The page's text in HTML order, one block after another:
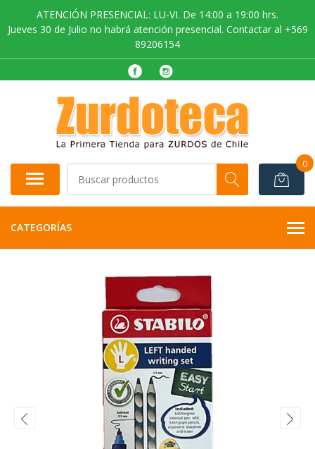
ATENCIÓN PRESENCIAL: LU-VI. De 14:00 a 19:00 hrs.
Jueves 30 de Julio no habrá atención presencial. Contactar al +569
89206154
0
CATEGORÍAS